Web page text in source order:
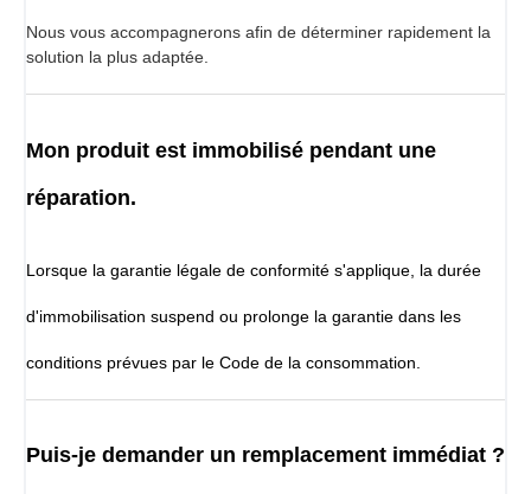
Nous vous accompagnerons afin de déterminer rapidement la
solution la plus adaptée.
Mon produit est immobilisé pendant une
réparation.
Lorsque la garantie légale de conformité s'applique, la durée
d'immobilisation suspend ou prolonge la garantie dans les
conditions prévues par le Code de la consommation.
Puis-je demander un remplacement immédiat ?